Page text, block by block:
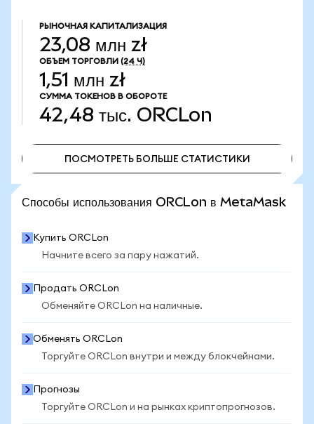
РЫНОЧНАЯ КАПИТАЛИЗАЦИЯ
23,08 млн zł
ОБЪЕМ ТОРГОВЛИ (24 Ч)
1,51 млн zł
СУММА ТОКЕНОВ В ОБОРОТЕ
42,48 тыс. ORCLon
ПОСМОТРЕТЬ БОЛЬШЕ СТАТИСТИКИ
Способы использования ORCLon в MetaMask
Купить ORCLon
Начните всего за пару нажатий.
Продать ORCLon
Обменяйте ORCLon на наличные.
Обменять ORCLon
Торгуйте ORCLon внутри и между блокчейнами.
Прогнозы
Торгуйте ORCLon и на рынках криптопрогнозов.